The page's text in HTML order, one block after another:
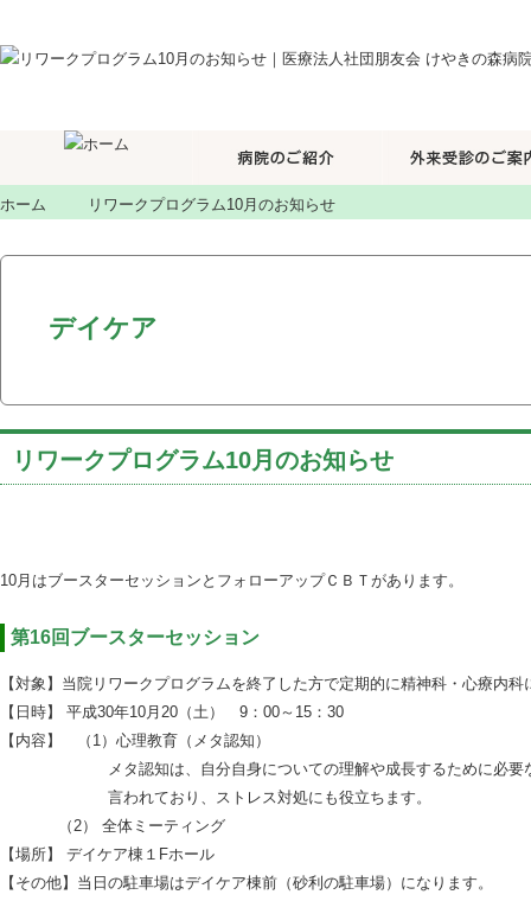
ホーム リワークプログラム10月のお知らせ
デイケア
リワークプログラム10月のお知らせ
10月はブースターセッションとフォローアップＣＢＴがあります。
第16回ブースターセッション
【対象】当院リワークプログラムを終了した方で定期的に精神科・心療内科
【日時】 平成30年10月20（土） 9：00～15：30
【内容】 （1）心理教育（メタ認知）
メタ認知は、自分自身についての理解や成長するために必要
言われており、ストレス対処にも役立ちます。
（2） 全体ミーティング
【場所】 デイケア棟１Fホール
【その他】当日の駐車場はデイケア棟前（砂利の駐車場）になります。